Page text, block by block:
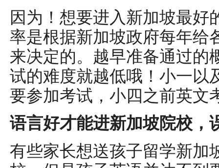
因为！想要进入新加坡最好
率是根据新加坡政府每年给
来决定的。越早准备通过的
试的难度就越低哦！小一以
要参加考试，小四之前英文
语言好才能进新加坡院校，
有些家长想送孩子留学新加